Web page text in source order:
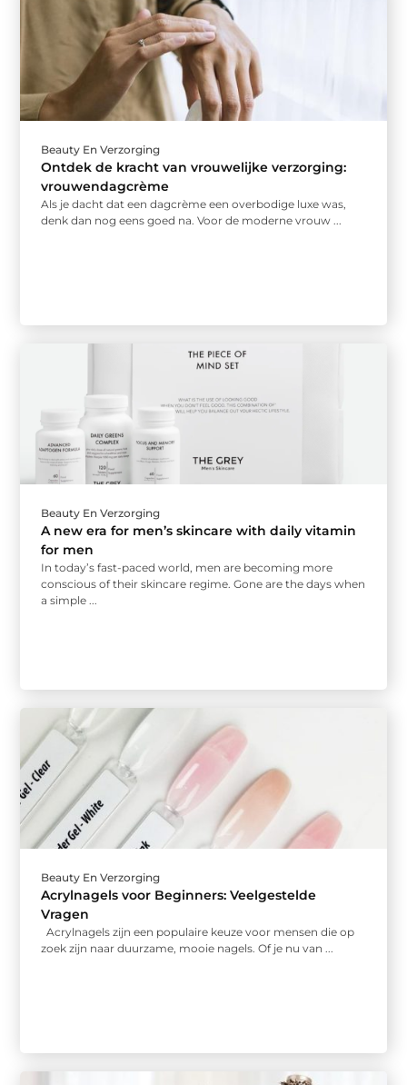
Beauty En Verzorging
Ontdek de kracht van vrouwelijke verzorging:
vrouwendagcrème
Als je dacht dat een dagcrème een overbodige luxe was,
denk dan nog eens goed na. Voor de moderne vrouw ...
Beauty En Verzorging
A new era for men’s skincare with daily vitamin
for men
In today’s fast-paced world, men are becoming more
conscious of their skincare regime. Gone are the days when
a simple ...
Beauty En Verzorging
Acrylnagels voor Beginners: Veelgestelde
Vragen
Acrylnagels zijn een populaire keuze voor mensen die op
zoek zijn naar duurzame, mooie nagels. Of je nu van ...